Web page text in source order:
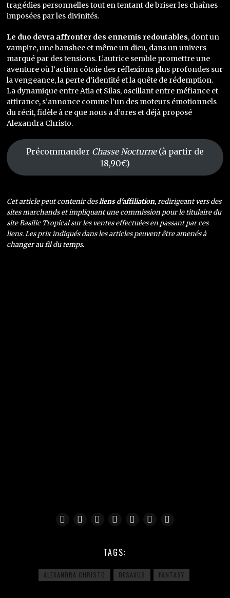
tragédies personnelles tout en tentant de briser les chaînes
imposées par les divinités.
Le duo devra affronter des ennemis redoutables, dont un
vampire, une banshee et même un dieu, dans un univers
marqué par des tensions. L’autrice semble promettre une
aventure où l’action côtoie des réflexions plus profondes sur
la vengeance, la perte d’identité et la quête de rédemption.
La dynamique entre Atia et Silas, oscillant entre méfiance et
attirance, s’annonce comme l’un des moteurs émotionnels
du récit, fidèle à ce que nous a d’ores et déjà proposé
Alexandra Christo.
Précommander Chasse Nocturne(à partir de
18,90€)
Cet article peut contenir desliens d'affiliation, redirigeant vers des
sites marchands et impliquant une commission pour le titulaire du
site Basilic Tropical sur les ventes effectuées en passant par ces
liens. Les prix indiqués dans les articles peuvent être amenés à
changer au fil du temps.
TAGS:
ALEXANDRA CHRISTO DESAXUS FANTASY